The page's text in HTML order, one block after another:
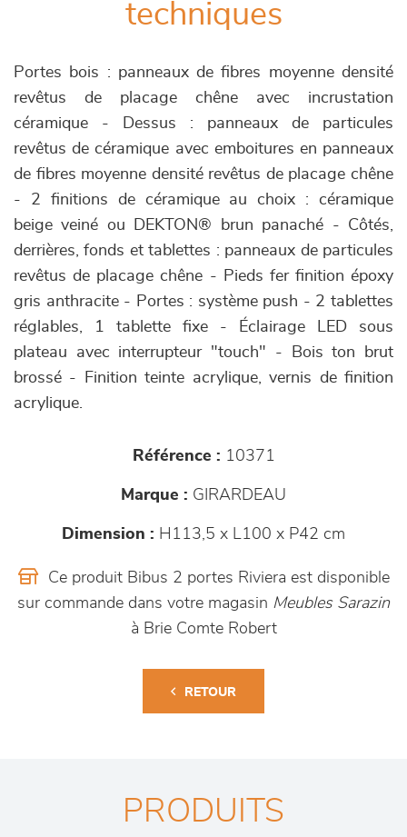
techniques
Portes bois : panneaux de fibres moyenne densité
revêtus de placage chêne avec incrustation
céramique - Dessus : panneaux de particules
revêtus de céramique avec emboitures en panneaux
de fibres moyenne densité revêtus de placage chêne
- 2 finitions de céramique au choix : céramique
beige veiné ou DEKTON® brun panaché - Côtés,
derrières, fonds et tablettes : panneaux de particules
revêtus de placage chêne - Pieds fer finition époxy
gris anthracite - Portes : système push - 2 tablettes
réglables, 1 tablette fixe - Éclairage LED sous
plateau avec interrupteur "touch" - Bois ton brut
brossé - Finition teinte acrylique, vernis de finition
acrylique.
Référence : 10371
Marque : GIRARDEAU
Dimension : H113,5 x L100 x P42 cm
Ce produit Bibus 2 portes Riviera est disponible
sur commande dans votre magasin Meubles Sarazin
à Brie Comte Robert
RETOUR
PRODUITS